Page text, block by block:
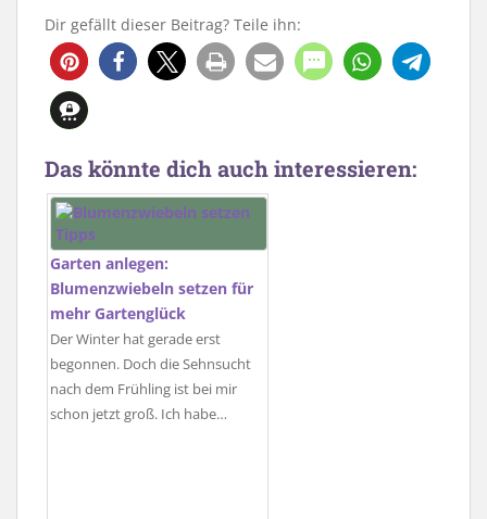
Dir gefällt dieser Beitrag? Teile ihn:
Das könnte dich auch interessieren:
Garten anlegen:
Blumenzwiebeln setzen für
mehr Gartenglück
Der Winter hat gerade erst
begonnen. Doch die Sehnsucht
nach dem Frühling ist bei mir
schon jetzt groß. Ich habe…